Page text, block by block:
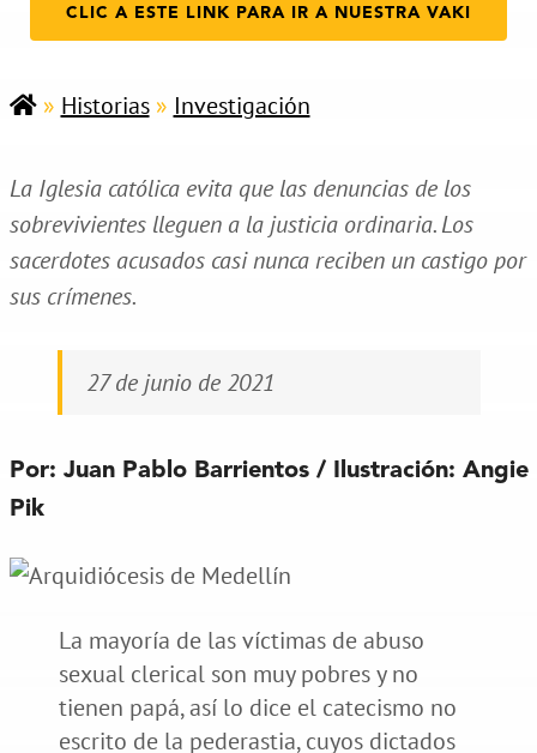
CLIC A ESTE LINK PARA IR A NUESTRA VAKI
» Historias» Investigación
La Iglesia católica evita que las denuncias de los
sobrevivientes lleguen a la justicia ordinaria. Los
sacerdotes acusados casi nunca reciben un castigo por
sus crímenes.
27 de junio de 2021
Por: Juan Pablo Barrientos / Ilustración: Angie
Pik
La mayoría de las víctimas de abuso
sexual clerical son muy pobres y no
tienen papá, así lo dice el catecismo no
escrito de la pederastia, cuyos dictados